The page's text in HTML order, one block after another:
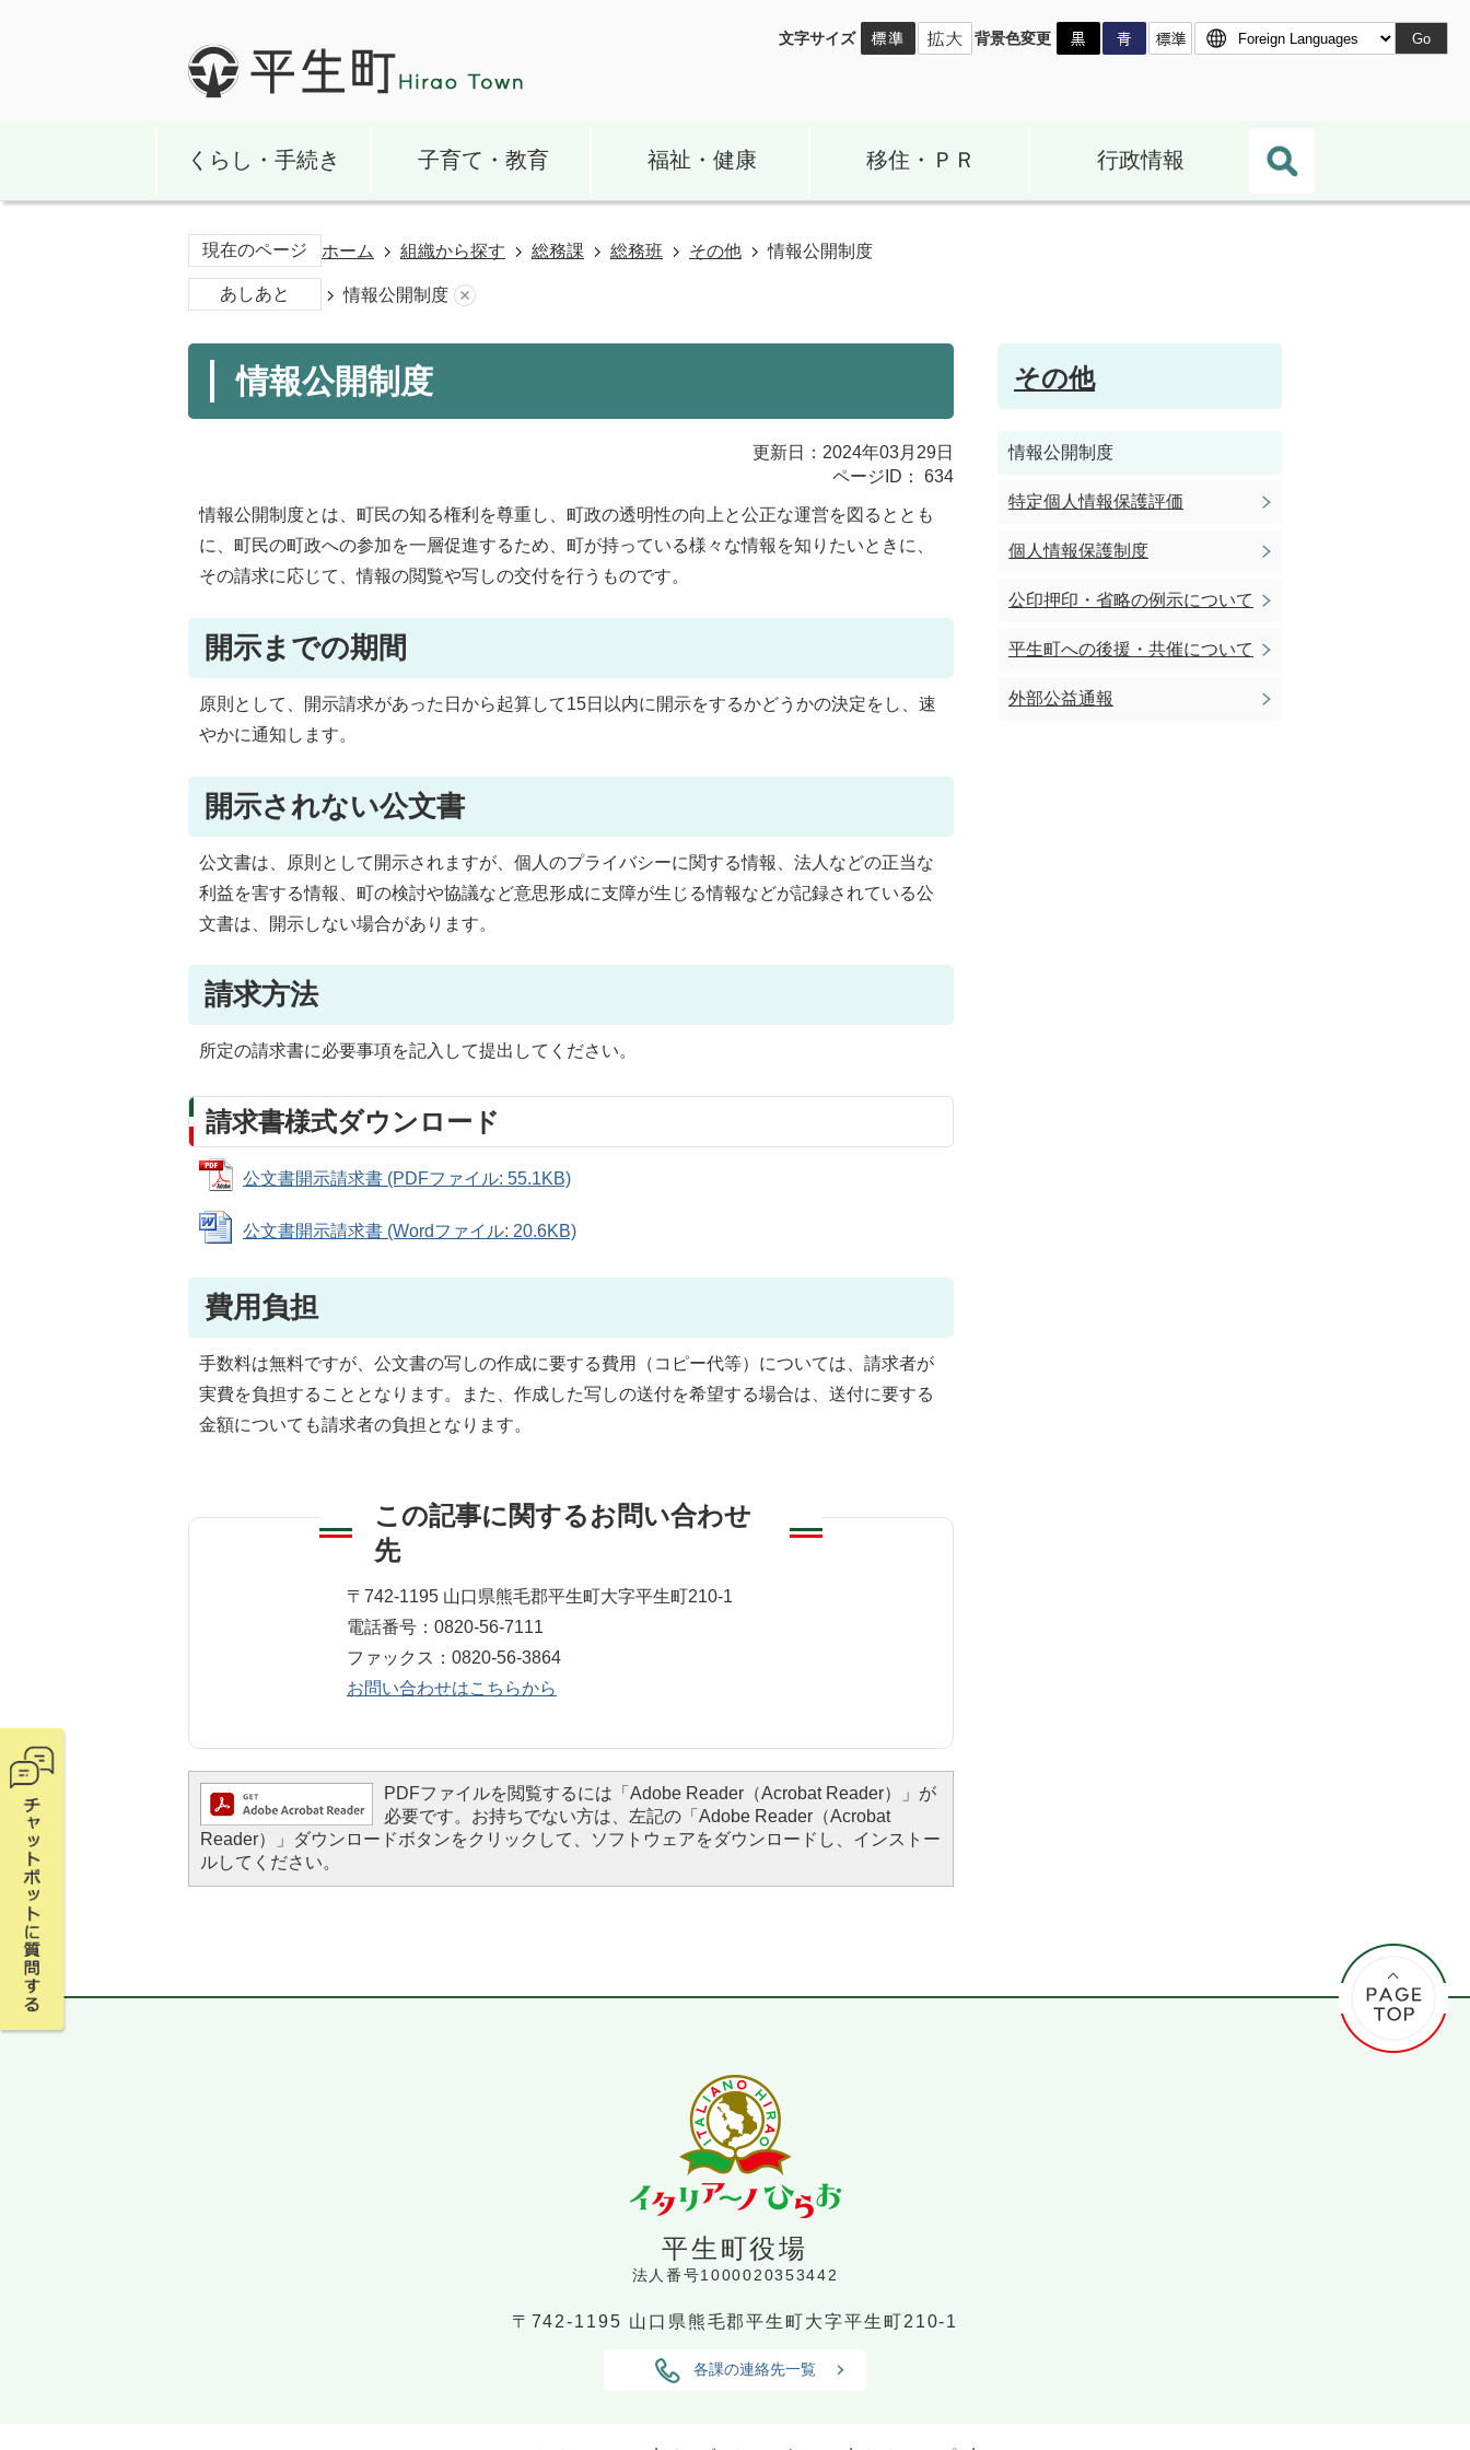
文字サイズ 背景色変更 Go
くらし・手続き 子育て・教育 福祉・健康 移住・ＰＲ 行政情報
現在のページ ホーム 組織から探す 総務課 総務班 その他 情報公開制度
あしあと 情報公開制度
情報公開制度
更新日：2024年03月29日
ページID：
634
情報公開制度とは、町民の知る権利を尊重し、町政の透明性の向上と公正な運営を図るととも
に、町民の町政への参加を一層促進するため、町が持っている様々な情報を知りたいときに、
その請求に応じて、情報の閲覧や写しの交付を行うものです。
開示までの期間
原則として、開示請求があった日から起算して15日以内に開示をするかどうかの決定をし、速
やかに通知します。
開示されない公文書
公文書は、原則として開示されますが、個人のプライバシーに関する情報、法人などの正当な
利益を害する情報、町の検討や協議など意思形成に支障が生じる情報などが記録されている公
文書は、開示しない場合があります。
請求方法
所定の請求書に必要事項を記入して提出してください。
請求書様式ダウンロード
公文書開示請求書 (PDFファイル: 55.1KB)
公文書開示請求書 (Wordファイル: 20.6KB)
費用負担
手数料は無料ですが、公文書の写しの作成に要する費用（コピー代等）については、請求者が
実費を負担することとなります。また、作成した写しの送付を希望する場合は、送付に要する
金額についても請求者の負担となります。
この記事に関するお問い合わせ
先
総務課 総務班
〒742-1195 山口県熊毛郡平生町大字平生町210-1
電話番号：0820-56-7111
ファックス：0820-56-3864
お問い合わせはこちらから
PDFファイルを閲覧するには「Adobe Reader（Acrobat Reader）」が
必要です。お持ちでない方は、左記の「Adobe Reader（Acrobat
Reader）」ダウンロードボタンをクリックして、ソフトウェアをダウンロードし、インストー
ルしてください。
その他
情報公開制度
特定個人情報保護評価
個人情報保護制度
公印押印・省略の例示について
平生町への後援・共催について
外部公益通報
平生町役場
法人番号1000020353442
〒742-1195 山口県熊毛郡平生町大字平生町210-1
各課の連絡先一覧